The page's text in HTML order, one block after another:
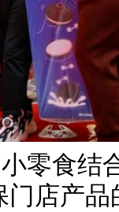
零食结
门店产